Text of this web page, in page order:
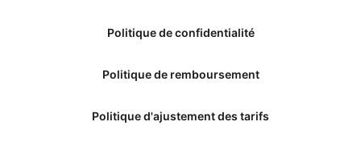
Politique de confidentialité
Politique de remboursement
Politique d'ajustement des tarifs